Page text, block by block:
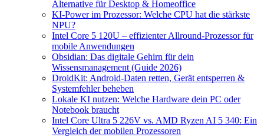
Alternative für Desktop & Homeoffice
KI-Power im Prozessor: Welche CPU hat die stärkste
NPU?
Intel Core 5 120U – effizienter Allround-Prozessor für
mobile Anwendungen
Obsidian: Das digitale Gehirn für dein
Wissensmanagement (Guide 2026)
DroidKit: Android-Daten retten, Gerät entsperren &
Systemfehler beheben
Lokale KI nutzen: Welche Hardware dein PC oder
Notebook braucht
Intel Core Ultra 5 226V vs. AMD Ryzen AI 5 340: Ein
Vergleich der mobilen Prozessoren